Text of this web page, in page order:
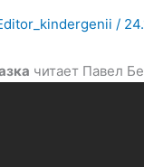
/
читает Павел